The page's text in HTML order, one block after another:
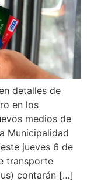
detalles de
en los
medios de
Municipalidad
jueves 6 de
transporte
contarán […]